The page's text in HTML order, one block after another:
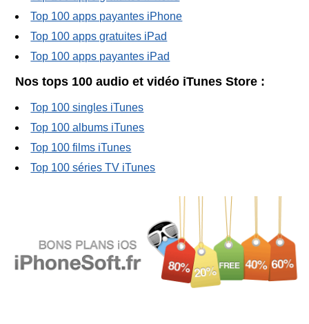
Top 100 apps payantes iPhone
Top 100 apps gratuites iPad
Top 100 apps payantes iPad
Nos tops 100 audio et vidéo iTunes Store :
Top 100 singles iTunes
Top 100 albums iTunes
Top 100 films iTunes
Top 100 séries TV iTunes